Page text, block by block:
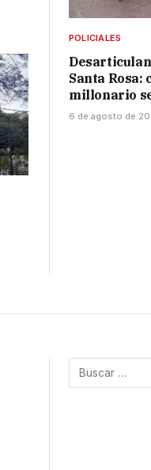
POLICIALES
Santa Rosa:
millonario
6 de agosto de